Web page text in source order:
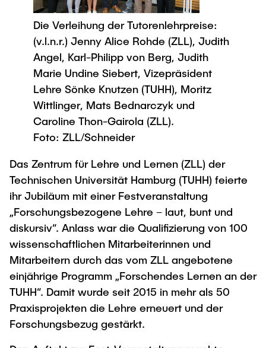
Newsroom
Pressemitteilungen
Flyer und Broschüren
Magazin spektrum
Veranstaltungen
Merchandise-Shop
Stellenausschreibungen
Berufsausbildung und Praktika
Berufungen
Neue Mitarbeitende
Intern
Beratung und Kontakt
Neu an der TUHH
Rund ums Studium
Studienorganisation
AI in Education
Für Absolventinnen und Absolventen
Alumni
Berufseinstieg - Career Center
Graduiertenakademie
Promotion und Habilitation
Wissenschaftliche Weiterbildung
Lehre und Lernen
Best Practices Lehre
Hochschuldidaktik - ZLL
LearnING Center
UNU HUB "Engineering to Face Climate
Change"
Forschungsförderung
Early Career Researchers
Gute Wissenschaftliche Praxis
Future Lectures
Team
Neues aus der Forschung &
Transfer
Interdisziplinärer Workshop des FSP
„Biobasierte Prozesse und
Reaktortechnologien“
Studiengänge
Forschung und Institute
Technologie und Innovation in der Bildung
News
Studiengänge
Forschung und Institute
Studiengänge
Forschung und Institute
Maschinenbau
Studiengänge
Forschung und Institute
Studienbereich FIT
Austauschstudium
Intercultural Hub
(Gast)Wissenschaftler*innen
Partnerships and Strategy
Partnerhochschulen Studierendenaustausch
Eine Partnerschaft vereinbaren
Contacts & International Team
Die Verleihung der Tutorenlehrpreise:
(v.l.n.r.) Jenny Alice Rohde (ZLL), Judith
Angel, Karl-Philipp von Berg, Judith
Marie Undine Siebert, Vizepräsident
Lehre Sönke Knutzen (TUHH), Moritz
Wittlinger, Mats Bednarczyk und
Caroline Thon-Gairola (ZLL).
Foto: ZLL/Schneider
Das Zentrum für Lehre und Lernen (ZLL) der
Technischen Universität Hamburg (TUHH) feierte
ihr Jubiläum mit einer Festveranstaltung
„Forschungsbezogene Lehre – laut, bunt und
diskursiv“. Anlass war die Qualifizierung von 100
wissenschaftlichen Mitarbeiterinnen und
Mitarbeitern durch das vom ZLL angebotene
einjährige Programm „Forschendes Lernen an der
TUHH“. Damit wurde seit 2015 in mehr als 50
Praxisprojekten die Lehre erneuert und der
Forschungsbezug gestärkt.